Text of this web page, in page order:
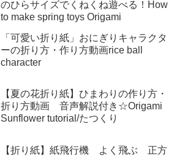
のひらサイズでくねくね遊べる！How
to make spring toys Origami
「可愛い折り紙」おにぎりキャラクタ
ーの折り方・作り方動画rice ball
character
【夏の花折り紙】ひまわりの作り方・
折り方動画 音声解説付き☆Origami
Sunflower tutorial/たつくり
【折り紙】紙飛行機 よく飛ぶ 正方